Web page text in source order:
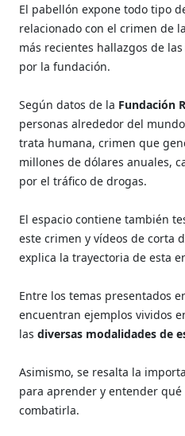
El pabellón expone todo tipo
relacionado con el crimen de
más recientes hallazgos de
por la fundación.
Según datos de la Fundación
personas alrededor del
trata humana, crimen que
millones de dólares anuales,
por el tráfico de drogas.
El espacio contiene también
este crimen y vídeos de corta
explica la trayectoria de esta
Entre los temas presentados
encuentran ejemplos vividos
lasdiversas modalidades de
Asimismo, se resalta la
para aprender y entender
combatirla.